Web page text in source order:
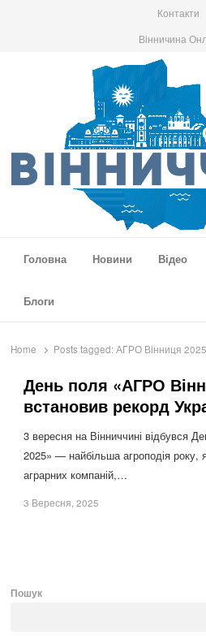
Контакти
Вінничина
Головна
Новини Відео
Блоги
Home Posts tagged:АГРО Вінниця 2025
День поля «АГРО
встановив рекорд
3 вересня на Вінниччині відбувся
2025» — найбільша агроподія року,
аграрних компаній,…
3 Вересня, 2025
Пошук